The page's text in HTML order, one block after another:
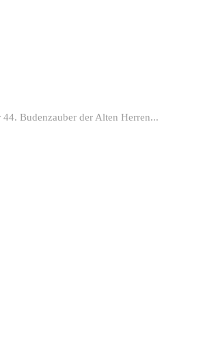
Budenzauber der Alten Herren...